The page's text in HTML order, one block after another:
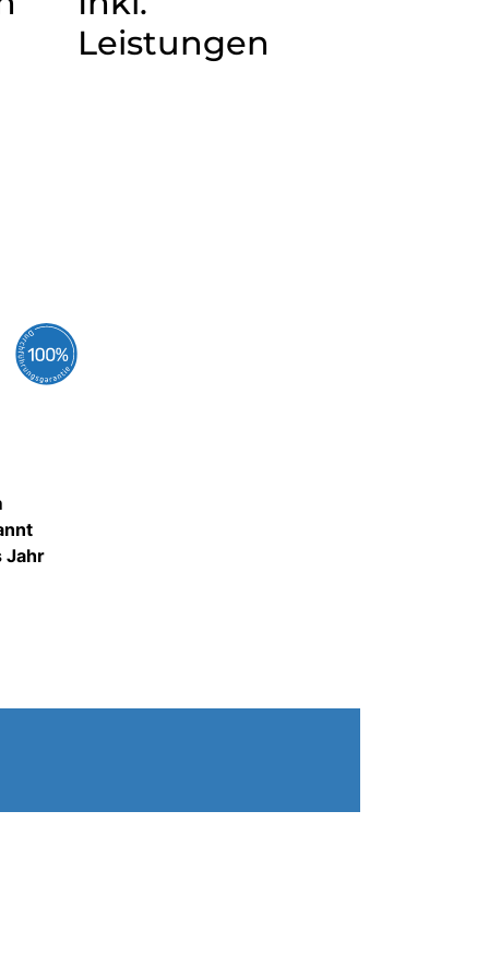
Leistungen
Jahr